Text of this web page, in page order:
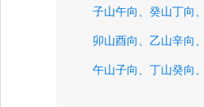
子山午向、 癸山丁向、
卯山酉向、 乙山辛向、
午山子向、 丁山癸向、